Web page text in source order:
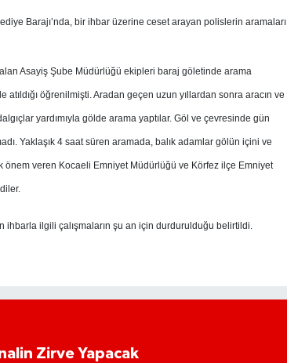
Barajı’nda, bir ihbar üzerine ceset arayan polislerin aramaları
Asayiş Şube Müdürlüğü ekipleri baraj göletinde arama
atıldığı öğrenilmişti. Aradan geçen uzun yıllardan sonra aracın ve
yardımıyla gölde arama yaptılar. Göl ve çevresinde gün
Yaklaşık 4 saat süren aramada, balık adamlar gölün içini ve
önem veren Kocaeli Emniyet Müdürlüğü ve Körfez ilçe Emniyet
ihbarla ilgili çalışmaların şu an için durdurulduğu belirtildi.
Zirve Yapacak